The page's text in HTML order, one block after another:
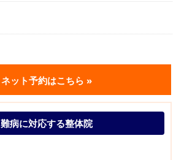
ネット予約はこちら »
難病に対応する整体院